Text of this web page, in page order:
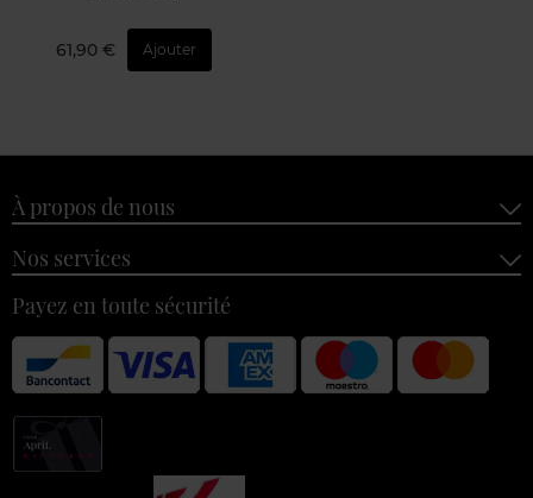
61,90 € Ajouter
À propos de nous
Nos services
Payez en toute sécurité